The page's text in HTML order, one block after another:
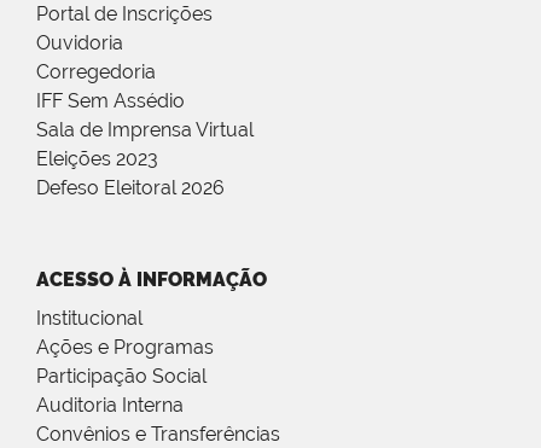
Portal de Inscrições
Ouvidoria
Corregedoria
IFF Sem Assédio
Sala de Imprensa Virtual
Eleições 2023
Defeso Eleitoral 2026
ACESSO À INFORMAÇÃO
Institucional
Ações e Programas
Participação Social
Auditoria Interna
Convênios e Transferências